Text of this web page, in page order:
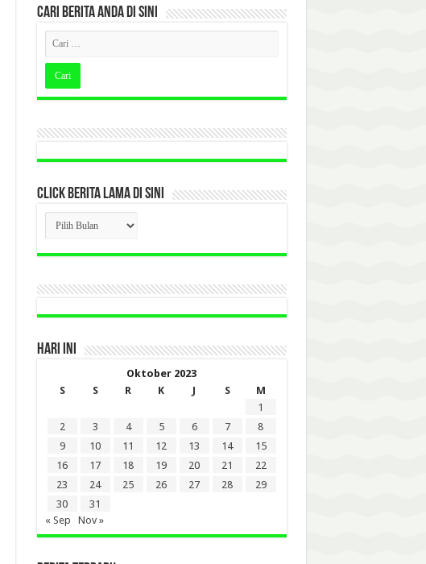
CARI BERITA ANDA DI SINI
CLICK BERITA LAMA DI SINI
CLICK
BERITA
LAMA
DI
HARI INI
Oktober 2023
S
S R K J S
M
1
2
3 4 5 6 7
8
9
10 11 12 13 14
15
16
17 18 19 20 21
22
23
24 25 26 27 28
29
30
31
« Sep
Nov »